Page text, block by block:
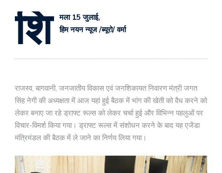
शि
मला 15 जुलाई,
हिम नयन न्यूज /ब्यूरो/ वर्मा
राजस्व, बागवानी, जनजातीय विकास एवं जनशिकायत निवारण मंत्री जगत
सिंह नेगी की अध्यक्षता में आज यहां हुई बैठक में भांग की खेती को वैध करने को
लेकर बनाए जा रहे ड्राफ्ट रूल्स को लेकर चर्चा हुई और विभिन्न पहलुओं पर
विचार-विमर्श किया गया। ड्राफ्ट रूल्स में संशोधन करने के बाद यह एजेंडा
मंत्रिमंडल की बैठक में ले जाने का निर्णय लिया गया।